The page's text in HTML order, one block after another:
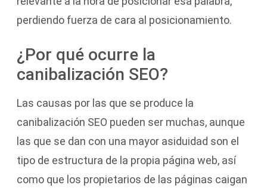
perdiendo fuerza de cara al posicionamiento.
¿Por qué ocurre la
canibalización SEO?
Las causas por las que se produce la
canibalización SEO pueden ser muchas, aunque
las que se dan con una mayor asiduidad son el
tipo de estructura de la propia página web, así
como que los propietarios de las páginas caigan